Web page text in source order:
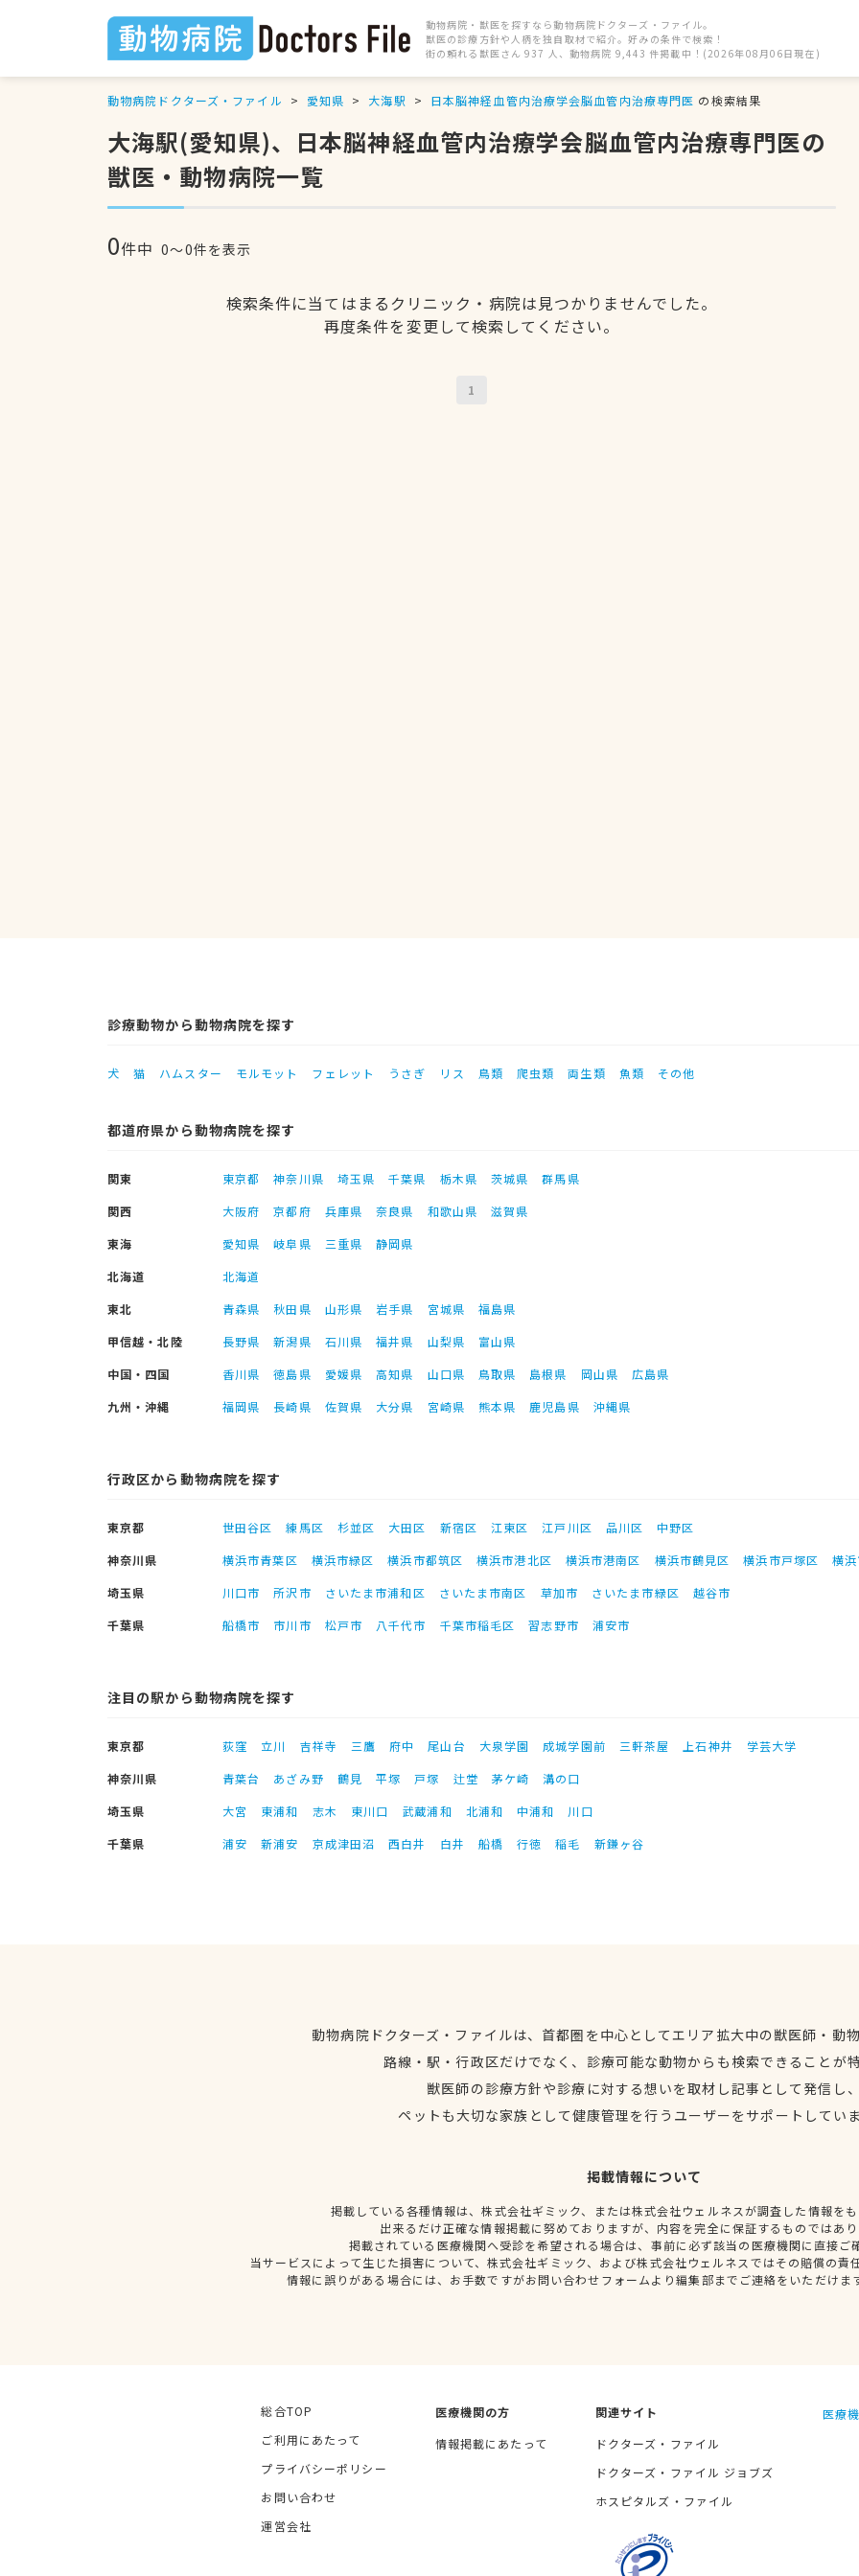
動物病院・獣医を探すなら動物病院ドクターズ・ファイル。
獣医の診療方針や人柄を独自取材で紹介。好みの条件で検索！
街の頼れる獣医さん 937 人、動物病院 9,443 件掲載中！(2026年08月06日現在)
動物病院ドクターズ・ファイル 愛知県 大海駅 日本脳神経血管内治療学会脳血管内治療専門医 の検索結果
大海駅(愛知県)、日本脳神経血管内治療学会脳血管内治療専門医の
獣医・動物病院一覧
0件中 0〜0件を表示
検索条件に当てはまるクリニック・病院は見つかりませんでした。
再度条件を変更して検索してください。
1
診療動物から動物病院を探す
犬 猫 ハムスター モルモット フェレット うさぎ リス 鳥類 爬虫類 両生類 魚類 その他
都道府県から動物病院を探す
関東 東京都 神奈川県 埼玉県 千葉県 栃木県 茨城県
群馬県
関西
大阪府 京都府 兵庫県 奈良県 和歌山県
滋賀県
東海
愛知県 岐阜県 三重県
静岡県
北海道
北海道
東北
青森県 秋田県 山形県 岩手県 宮城県
福島県
甲信越・北陸
長野県 新潟県 石川県 福井県 山梨県
富山県
中国・四国
香川県 徳島県 愛媛県 高知県 山口県 鳥取県 島根県 岡山県
広島県
九州・沖縄
福岡県 長崎県 佐賀県 大分県 宮崎県 熊本県 鹿児島県 沖縄県
行政区から動物病院を探す
東京都 世田谷区 練馬区 杉並区 大田区 新宿区 江東区 江戸川区 品川区
中野区
神奈川県
横浜市青葉区 横浜市緑区 横浜市都筑区 横浜市港北区 横浜市港南区 横浜市鶴見区 横浜市戸塚区
横
埼玉県
川口市 所沢市 さいたま市浦和区 さいたま市南区 草加市 さいたま市緑区
越谷市
千葉県
船橋市 市川市 松戸市 八千代市 千葉市稲毛区 習志野市 浦安市
注目の駅から動物病院を探す
東京都 荻窪 立川 吉祥寺 三鷹 府中 尾山台 大泉学園 成城学園前 三軒茶屋 上石神井
学芸大学
神奈川県
青葉台 あざみ野 鶴見 平塚 戸塚 辻堂 茅ケ崎
溝の口
埼玉県
大宮 東浦和 志木 東川口 武蔵浦和 北浦和 中浦和
川口
千葉県
浦安 新浦安 京成津田沼 西白井 白井 船橋 行徳 稲毛 新鎌ヶ谷
動物病院ドクターズ・ファイルは、首都圏を中心としてエリア拡大中の獣医師・動
路線・駅・行政区だけでなく、診療可能な動物からも検索できることが
獣医師の診療方針や診療に対する想いを取材し記事として発信し
ペットも大切な家族として健康管理を行うユーザーをサポートしてい
掲載情報について
掲載している各種情報は、株式会社ギミック、または株式会社ウェルネスが調査した情報を
出来るだけ正確な情報掲載に努めておりますが、内容を完全に保証するものではあ
掲載されている医療機関へ受診を希望される場合は、事前に必ず該当の医療機関に直接ご
当サービスによって生じた損害について、株式会社ギミック、および株式会社ウェルネスではその賠償の責
情報に誤りがある場合には、お手数ですがお問い合わせフォームより編集部までご連絡をいただけま
総合TOP
ご利用にあたって
プライバシーポリシー
お問い合わせ
運営会社
医療機関の方
情報掲載にあたって
関連サイト
ドクターズ・ファイル
ドクターズ・ファイル ジョブズ
ホスピタルズ・ファイル
医療